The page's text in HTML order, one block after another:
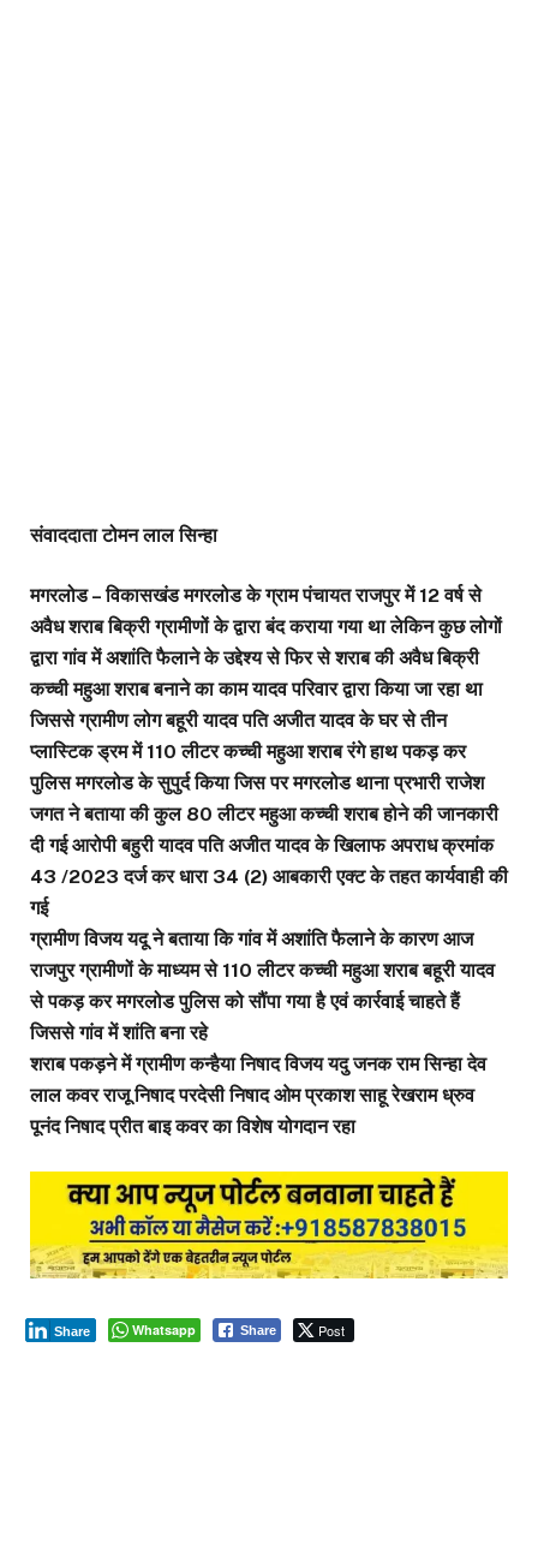
संवाददाता टोमन लाल सिन्हा
मगरलोड – विकासखंड मगरलोड के ग्राम पंचायत राजपुर में 12 वर्ष से
अवैध शराब बिक्री ग्रामीणों के द्वारा बंद कराया गया था लेकिन कुछ लोगों
द्वारा गांव में अशांति फैलाने के उद्देश्य से फिर से शराब की अवैध बिक्री
कच्ची महुआ शराब बनाने का काम यादव परिवार द्वारा किया जा रहा था
जिससे ग्रामीण लोग बहूरी यादव पति अजीत यादव के घर से तीन
प्लास्टिक ड्रम में 110 लीटर कच्ची महुआ शराब रंगे हाथ पकड़ कर
पुलिस मगरलोड के सुपुर्द किया जिस पर मगरलोड थाना प्रभारी राजेश
जगत ने बताया की कुल 80 लीटर महुआ कच्ची शराब होने की जानकारी
दी गई आरोपी बहुरी यादव पति अजीत यादव के खिलाफ अपराध क्रमांक
43 /2023 दर्ज कर धारा 34 (2) आबकारी एक्ट के तहत कार्यवाही की
गई
ग्रामीण विजय यदू ने बताया कि गांव में अशांति फैलाने के कारण आज
राजपुर ग्रामीणों के माध्यम से 110 लीटर कच्ची महुआ शराब बहूरी यादव
से पकड़ कर मगरलोड पुलिस को सौंपा गया है एवं कार्रवाई चाहते हैं
जिससे गांव में शांति बना रहे
शराब पकड़ने में ग्रामीण कन्हैया निषाद विजय यदु जनक राम सिन्हा देव
लाल कवर राजू निषाद परदेसी निषाद ओम प्रकाश साहू रेखराम ध्रुव
पूनंद निषाद प्रीत बाइ कवर का विशेष योगदान रहा
Whatsapp Share Post
Share